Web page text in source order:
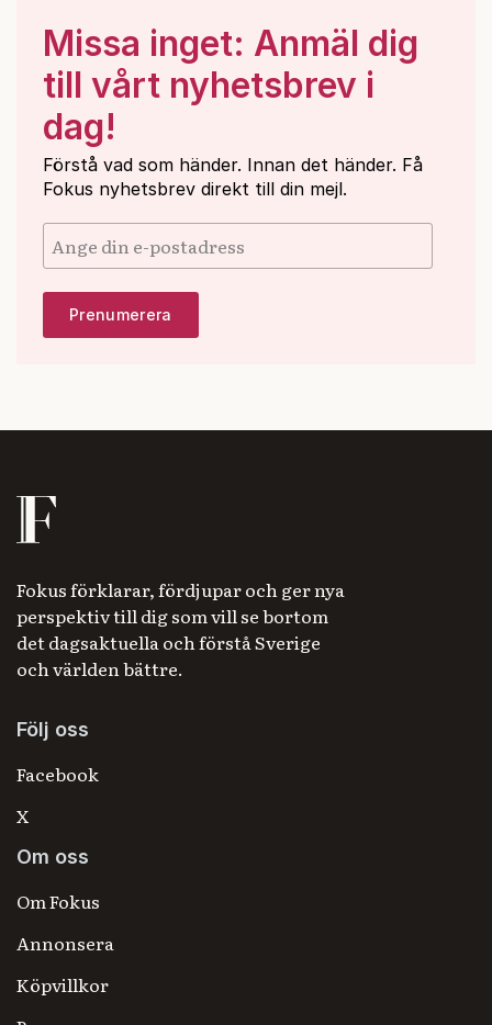
Missa inget: Anmäl dig
till vårt nyhetsbrev i
dag!
Förstå vad som händer. Innan det händer. Få
Fokus nyhetsbrev direkt till din mejl.
Fokus förklarar, fördjupar och ger nya
perspektiv till dig som vill se bortom
det dagsaktuella och förstå Sverige
och världen bättre.
Följ oss
Facebook
X
Om oss
Om Fokus
Annonsera
Köpvillkor